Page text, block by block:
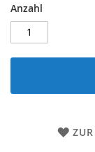
Anzahl